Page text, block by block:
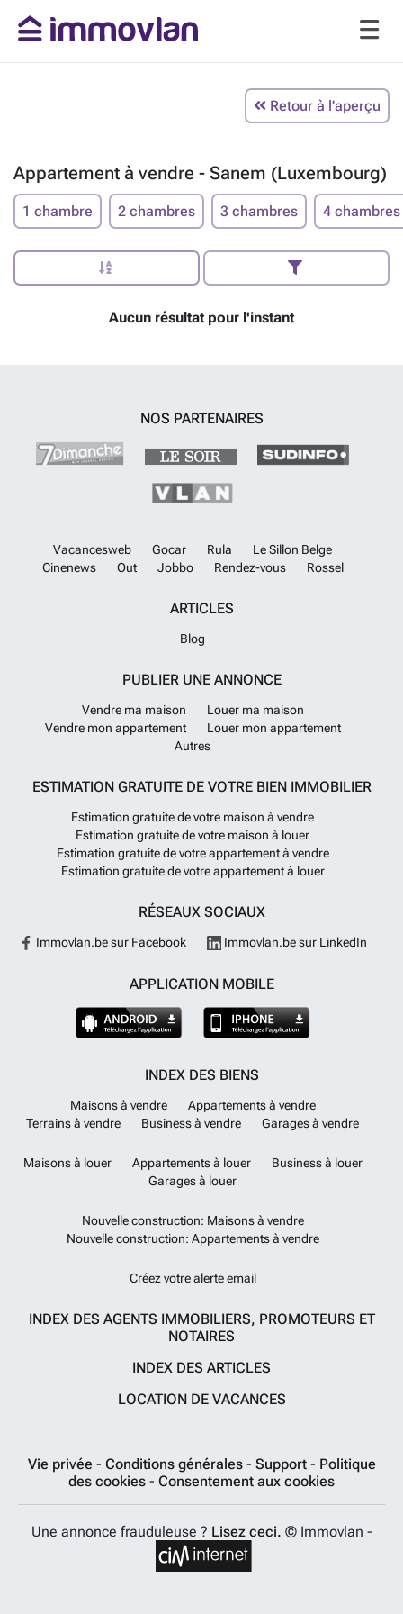
Retour à l'aperçu
Appartement à vendre - Sanem (Luxembourg)
1 chambre 2 chambres 3 chambres 4 chambres
Aucun résultat pour l'instant
NOS PARTENAIRES
Vacancesweb Gocar Rula
Le Sillon Belge
Cinenews
Out Jobbo Rendez-vous Rossel
ARTICLES
Blog
PUBLIER UNE ANNONCE
Vendre ma maison
Louer ma maison
Vendre mon appartement
Louer mon appartement
Autres
ESTIMATION GRATUITE DE VOTRE BIEN IMMOBILIER
Estimation gratuite de votre maison à vendre
Estimation gratuite de votre maison à louer
Estimation gratuite de votre appartement à vendre
Estimation gratuite de votre appartement à louer
RÉSEAUX SOCIAUX
Immovlan.be sur Facebook Immovlan.be sur LinkedIn
APPLICATION MOBILE
INDEX DES BIENS
Maisons à vendre
Appartements à vendre
Terrains à vendre
Business à vendre Garages à vendre
Maisons à louer Appartements à louer
Business à louer
Garages à louer
Nouvelle construction: Maisons à vendre
Nouvelle construction: Appartements à vendre
Créez votre alerte email
INDEX DES AGENTS IMMOBILIERS, PROMOTEURS ET
NOTAIRES
INDEX DES ARTICLES
LOCATION DE VACANCES
Vie privée - Conditions générales - Support - Politique
des cookies - Consentement aux cookies
Une annonce frauduleuse ? Lisez ceci. © Immovlan -